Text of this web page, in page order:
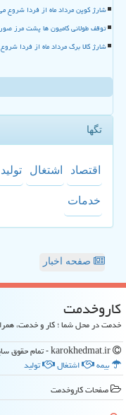
شارژ کوپن مرداد ماه از فردا شروع
توقف طولانی کامیون ها پشت مرز
شارژ کالا برگ مرداد ماه از فردا
تگها
اقتصاد اشتغال تولید
خدمات
صفحه اخبار
كاروخدمت
خدمت در محل شما ؛ کار و خدمت،
بیمه
اشتغال
تولید
صفحات كاروخدمت